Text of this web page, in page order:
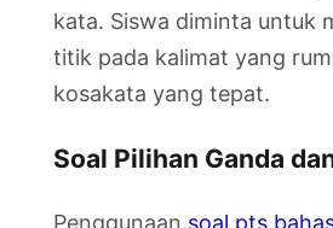
kata. Siswa diminta untuk
titik pada kalimat yang
kosakata yang tepat.
Soal Pilihan Ganda
Penggunaan soal pts